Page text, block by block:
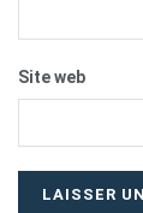
Site web